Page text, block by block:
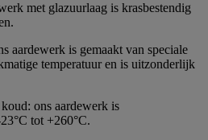
met glazuurlaag is krasbestendig
aardewerk is gemaakt van speciale
temperatuur en is uitzonderlijk
ons aardewerk is
tot +260°C.